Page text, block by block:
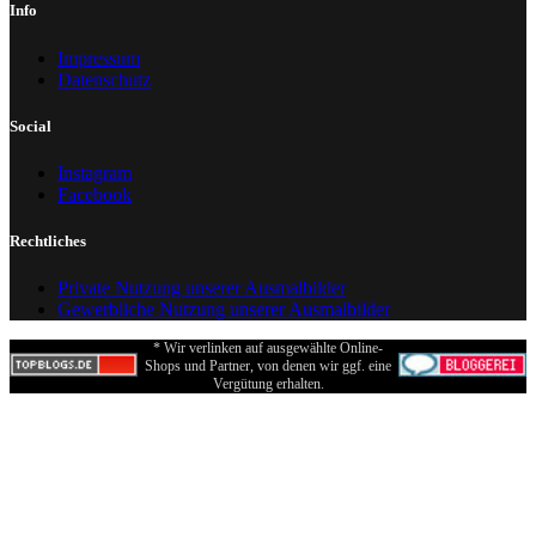
Info
Impressum
Datenschutz
Social
Instagram
Facebook
Rechtliches
Private Nutzung unserer Ausmalbilder
Gewerbliche Nutzung unserer Ausmalbilder
* Wir verlinken auf ausgewählte Online-
Shops und Partner, von denen wir ggf. eine
Vergütung erhalten.